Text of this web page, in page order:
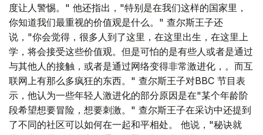
度让人警惕。" 他还指出，"特别是在我们这样的国家里，
你知道我们最重视的价值观是什么。" 查尔斯王子还
说，"你会觉得，很多人到了这里，在这里出生，在这里上
学，将会接受这些价值观。但是可怕的是有些人或者是通过
与其他人的接触，或者是通过网络变得非常激进化，。而互
联网上有那么多疯狂的东西。" 查尔斯王子对BBC 节目表
示，他认为一些年轻人激进化的部分原因是在"某个年龄阶
段希望想要冒险，想要刺激。" 查尔斯王子在采访中还提到
了不同的社区可以如何在一起和平相处。 他说，"秘诀就